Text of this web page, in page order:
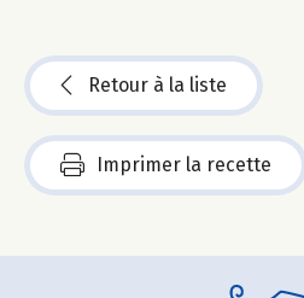
Retour à la liste
Imprimer la recette